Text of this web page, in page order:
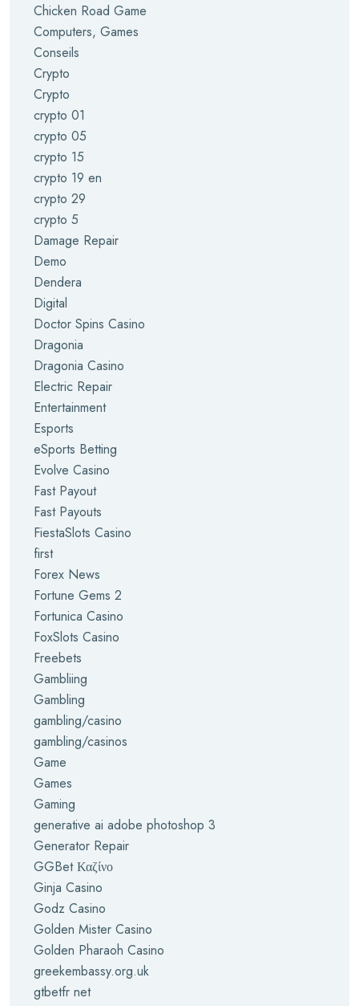
Chicken Road Game
Computers, Games
Conseils
Crypto
Crypto
crypto 01
crypto 05
crypto 15
crypto 19 en
crypto 29
crypto 5
Damage Repair
Demo
Dendera
Digital
Doctor Spins Casino
Dragonia
Dragonia Casino
Electric Repair
Entertainment
Esports
eSports Betting
Evolve Casino
Fast Payout
Fast Payouts
FiestaSlots Casino
first
Forex News
Fortune Gems 2
Fortunica Casino
FoxSlots Casino
Freebets
Gambliing
Gambling
gambling/casino
gambling/casinos
Game
Games
Gaming
generative ai adobe photoshop 3
Generator Repair
GGBet Καζίνο
Ginja Casino
Godz Casino
Golden Mister Casino
Golden Pharaoh Casino
greekembassy.org.uk
gtbetfr net